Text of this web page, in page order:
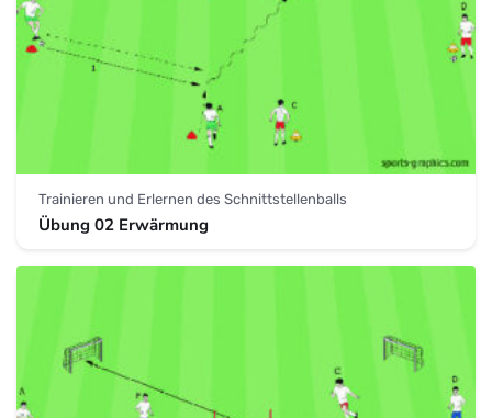
Trainieren und Erlernen des Schnittstellenballs
Übung 02 Erwärmung